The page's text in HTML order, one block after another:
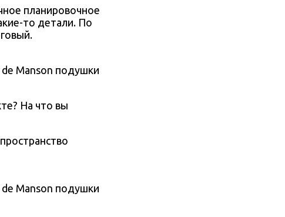
планировочное
то детали. По
Manson подушки
На что вы
Manson подушки